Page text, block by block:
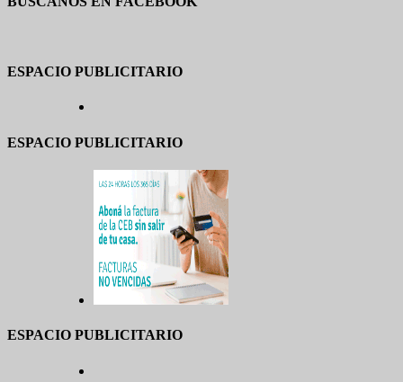
ESPACIO PUBLICITARIO
ESPACIO PUBLICITARIO
ESPACIO PUBLICITARIO